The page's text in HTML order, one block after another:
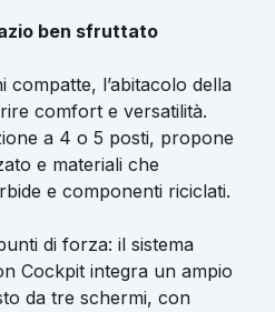
ben sfruttato
compatte, l’abitacolo della
comfort e versatilità.
a 4 o 5 posti, propone
e materiali che
e componenti riciclati.
di forza: il sistema
Cockpit integra un ampio
da tre schermi, con